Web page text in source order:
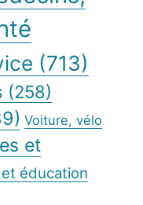
(713)
(258)
Voiture, vélo
et
et éducation